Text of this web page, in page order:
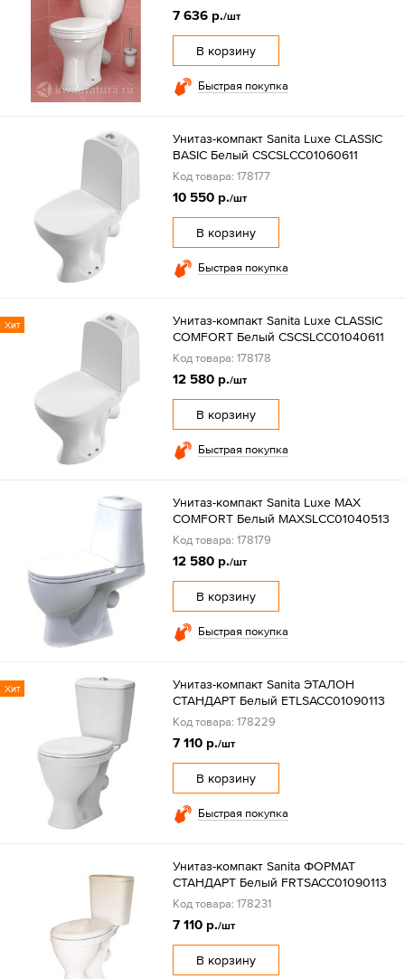
7 636 р./шт
В корзину
Быстрая покупка
Унитаз-компакт Sanita Luxe CLASSIC
BASIC Белый CSCSLCC01060611
Код товара: 178177
10 550 р./шт
В корзину
Быстрая покупка
Хит
Унитаз-компакт Sanita Luxe CLASSIC
COMFORT Белый CSCSLCC01040611
Код товара: 178178
12 580 р./шт
В корзину
Быстрая покупка
Унитаз-компакт Sanita Luxe MAX
COMFORT Белый MAXSLCC01040513
Код товара: 178179
12 580 р./шт
В корзину
Быстрая покупка
Хит
Унитаз-компакт Sanita ЭТАЛОН
СТАНДАРТ Белый ETLSACC01090113
Код товара: 178229
7 110 р./шт
В корзину
Быстрая покупка
Унитаз-компакт Sanita ФОРМАТ
СТАНДАРТ Белый FRTSACC01090113
Код товара: 178231
7 110 р./шт
В корзину